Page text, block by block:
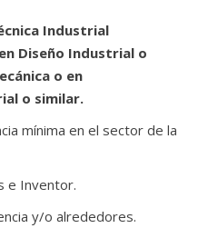
Industrial
Diseño Industrial o
o en
o similar.
mínima en el sector de la
e Inventor.
y/o alrededores.